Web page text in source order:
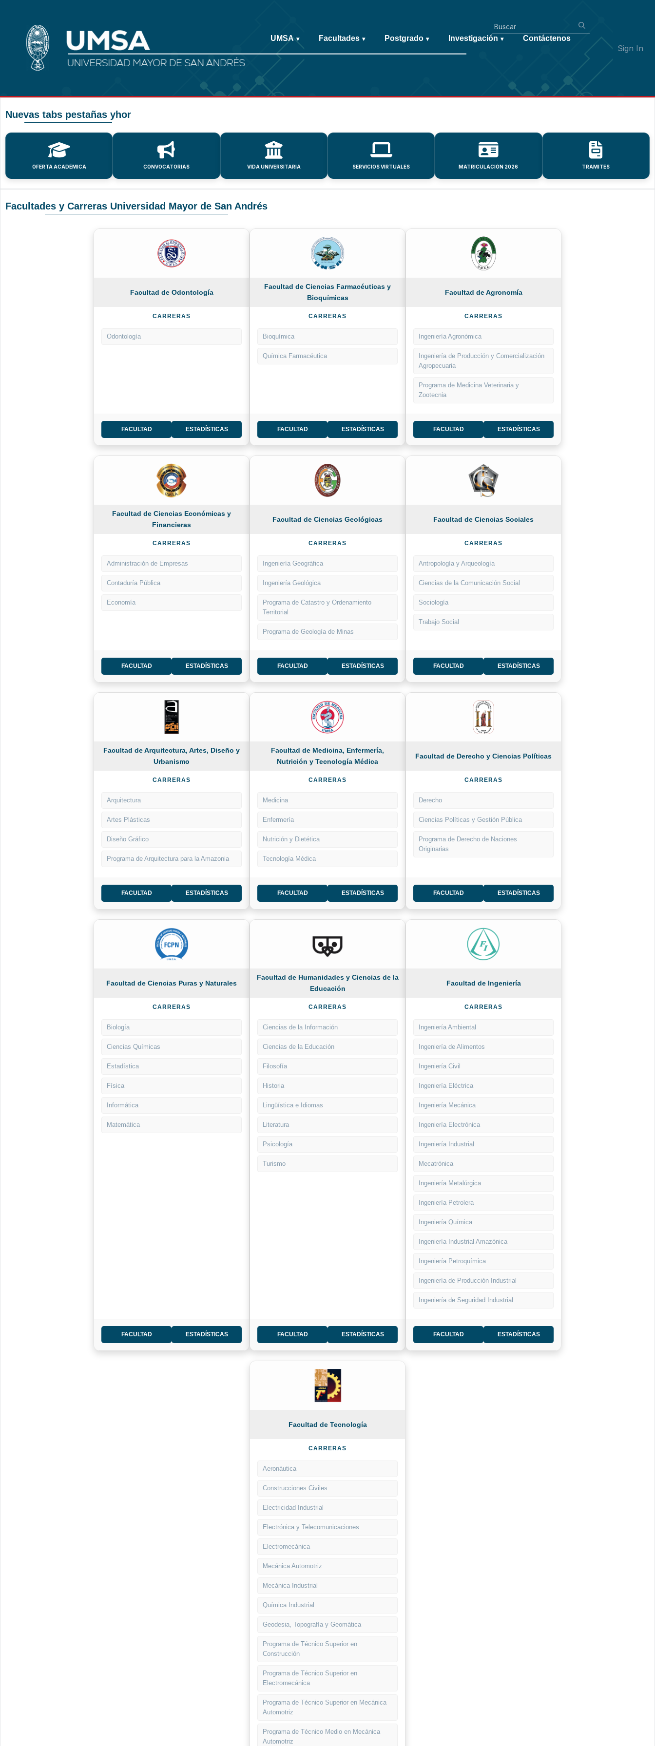
Sign In
UMSA ▾ Facultades ▾ Postgrado ▾ Investigación ▾ Contáctenos
Nuevas tabs pestañas yhor
OFERTA ACADÉMICA CONVOCATORIAS VIDA UNIVERSITARIA SERVICIOS VIRTUALES MATRICULACIÓN 2026 TRAMITES
Facultades y Carreras Universidad Mayor de San Andrés
Facultad de Odontología
CARRERAS
Odontología
FACULTAD ESTADÍSTICAS
Facultad de Ciencias Farmacéuticas y
Bioquímicas
CARRERAS
Bioquímica
Química Farmacéutica
FACULTAD ESTADÍSTICAS
Facultad de Agronomía
CARRERAS
Ingeniería Agronómica
Ingeniería de Producción y Comercialización
Agropecuaria
Programa de Medicina Veterinaria y
Zootecnia
FACULTAD ESTADÍSTICAS
Facultad de Ciencias Económicas y
Financieras
CARRERAS
Administración de Empresas
Contaduría Pública
Economía
FACULTAD ESTADÍSTICAS
Facultad de Ciencias Geológicas
CARRERAS
Ingeniería Geográfica
Ingeniería Geológica
Programa de Catastro y Ordenamiento
Territorial
Programa de Geología de Minas
FACULTAD ESTADÍSTICAS
Facultad de Ciencias Sociales
CARRERAS
Antropología y Arqueología
Ciencias de la Comunicación Social
Sociología
Trabajo Social
FACULTAD ESTADÍSTICAS
Facultad de Arquitectura, Artes, Diseño y
Urbanismo
CARRERAS
Arquitectura
Artes Plásticas
Diseño Gráfico
Programa de Arquitectura para la Amazonia
FACULTAD ESTADÍSTICAS
Facultad de Medicina, Enfermería,
Nutrición y Tecnología Médica
CARRERAS
Medicina
Enfermería
Nutrición y Dietética
Tecnología Médica
FACULTAD ESTADÍSTICAS
Facultad de Derecho y Ciencias Políticas
CARRERAS
Derecho
Ciencias Políticas y Gestión Pública
Programa de Derecho de Naciones
Originarias
FACULTAD ESTADÍSTICAS
Facultad de Ciencias Puras y Naturales
CARRERAS
Biología
Ciencias Químicas
Estadística
Física
Informática
Matemática
FACULTAD ESTADÍSTICAS
Facultad de Humanidades y Ciencias de la
Educación
CARRERAS
Ciencias de la Información
Ciencias de la Educación
Filosofía
Historia
Lingüística e Idiomas
Literatura
Psicología
Turismo
FACULTAD ESTADÍSTICAS
Facultad de Ingeniería
CARRERAS
Ingeniería Ambiental
Ingeniería de Alimentos
Ingeniería Civil
Ingeniería Eléctrica
Ingeniería Mecánica
Ingeniería Electrónica
Ingeniería Industrial
Mecatrónica
Ingeniería Metalúrgica
Ingeniería Petrolera
Ingeniería Química
Ingeniería Industrial Amazónica
Ingeniería Petroquímica
Ingeniería de Producción Industrial
Ingeniería de Seguridad Industrial
FACULTAD ESTADÍSTICAS
Facultad de Tecnología
CARRERAS
Aeronáutica
Construcciones Civiles
Electricidad Industrial
Electrónica y Telecomunicaciones
Electromecánica
Mecánica Automotriz
Mecánica Industrial
Química Industrial
Geodesia, Topografía y Geomática
Programa de Técnico Superior en
Construcción
Programa de Técnico Superior en
Electromecánica
Programa de Técnico Superior en Mecánica
Automotriz
Programa de Técnico Medio en Mecánica
Automotriz